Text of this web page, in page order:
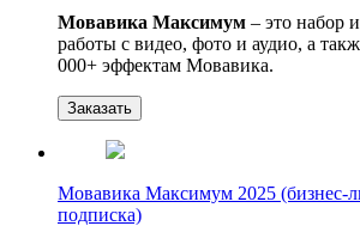
Мовавика Максимум – это набор
работы с видео, фото и аудио, а
000+ эффектам Мовавика.
Заказать
Мовавика Максимум 2025 (бизнес-
подписка)